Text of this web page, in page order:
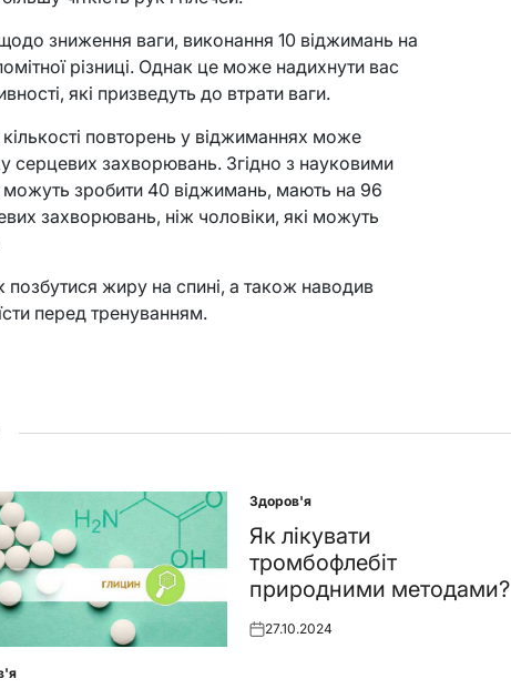
зниження ваги, виконання 10 віджимань на
різниці. Однак це може надихнути вас
які призведуть до втрати ваги.
повторень у віджиманнях може
серцевих захворювань. Згідно з науковими
можуть зробити 40 віджимань, мають на 96
захворювань, ніж чоловіки, які можуть
позбутися жиру на спині, а також наводив
перед тренуванням.
Posted
in
Здоров'я
Як лікувати
тромбофлебіт
природними методами?
Posted
27.10.2024